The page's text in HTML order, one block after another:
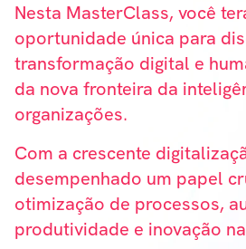
Nesta MasterClass, você
oportunidade única para
transformação digital e
da nova fronteira da
organizações.
Com a crescente
desempenhado um papel
otimização de processos,
produtividade e inovação